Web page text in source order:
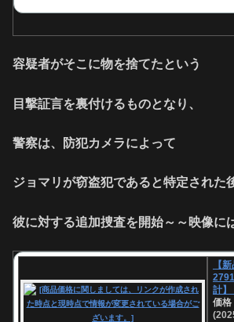
容疑者がそこに物を捨てたという
目撃証言を裏付けるものとなり、
警察は、防犯カメラによって
ジョマリが窃盗犯であると特定された
彼に対する追加捜査を開始～～映像に
【
計】
価格